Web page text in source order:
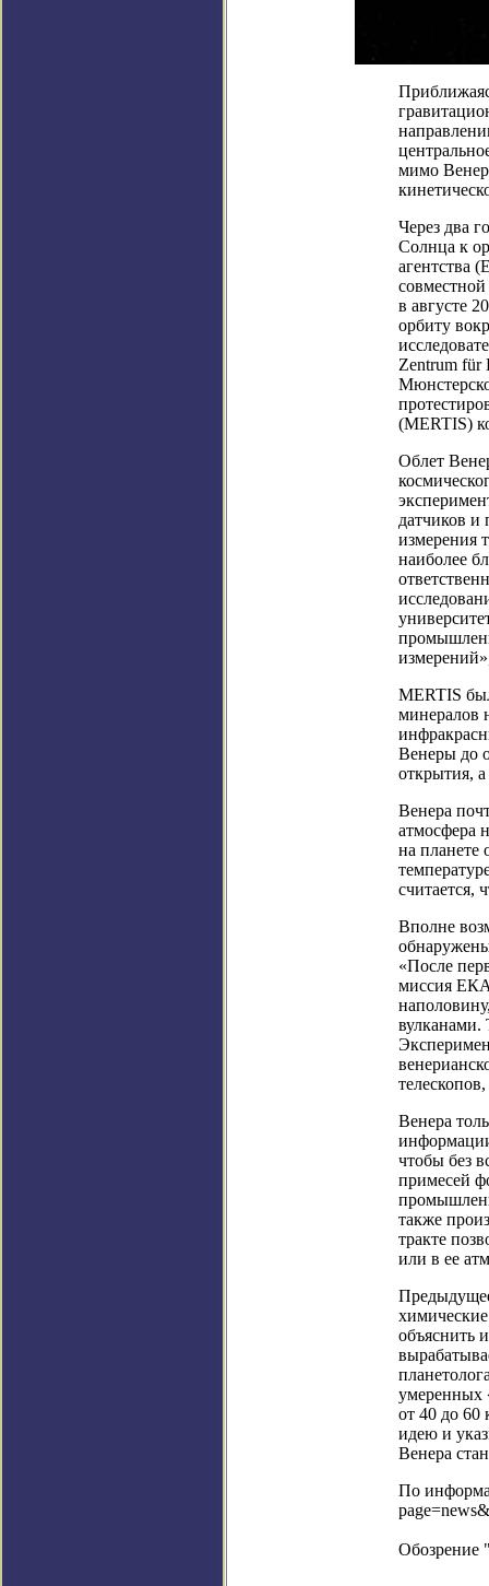
мимо
Через два
Солнца к
агентства
в августе
орбиту
Zentrum für
(MERTIS)
Облет
датчиков и
измерения
наиболее
MERTIS
минералов
Венеры до
открытия,
Венера
атмосфера
на планете
считается,
Вполне
«После
миссия ЕКА
Венера
чтобы без
примесей
также
тракте
или в ее
объяснить
умеренных
от 40 до 60
идею и
Венера
По
Обозрение